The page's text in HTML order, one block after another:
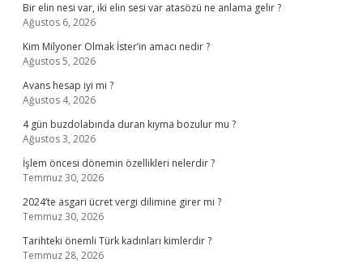
Bir elin nesi var, iki elin sesi var atasözü ne anlama gelir ?
Ağustos 6, 2026
Kim Milyoner Olmak İster’in amacı nedir ?
Ağustos 5, 2026
Avans hesap iyi mi ?
Ağustos 4, 2026
4 gün buzdolabında duran kıyma bozulur mu ?
Ağustos 3, 2026
İşlem öncesi dönemin özellikleri nelerdir ?
Temmuz 30, 2026
2024’te asgari ücret vergi dilimine girer mi ?
Temmuz 30, 2026
Tarihteki önemli Türk kadınları kimlerdir ?
Temmuz 28, 2026